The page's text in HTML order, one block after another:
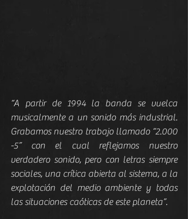
“A partir de 1994 la banda se vuelca
musicalmente a un sonido más industrial.
Grabamos nuestro trabajo llamado “2.000
-5” con el cual reflejamos nuestro
verdadero sonido, pero con letras siempre
sociales, una crítica abierta al sistema, a la
explotación del medio ambiente y todas
las situaciones caóticas de este planeta”.